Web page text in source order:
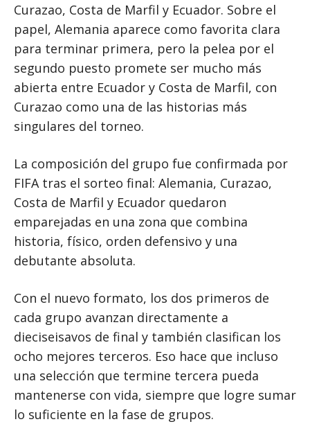
Curazao, Costa de Marfil y Ecuador. Sobre el
papel, Alemania aparece como favorita clara
para terminar primera, pero la pelea por el
segundo puesto promete ser mucho más
abierta entre Ecuador y Costa de Marfil, con
Curazao como una de las historias más
singulares del torneo.
La composición del grupo fue confirmada por
FIFA tras el sorteo final: Alemania, Curazao,
Costa de Marfil y Ecuador quedaron
emparejadas en una zona que combina
historia, físico, orden defensivo y una
debutante absoluta.
Con el nuevo formato, los dos primeros de
cada grupo avanzan directamente a
dieciseisavos de final y también clasifican los
ocho mejores terceros. Eso hace que incluso
una selección que termine tercera pueda
mantenerse con vida, siempre que logre sumar
lo suficiente en la fase de grupos.